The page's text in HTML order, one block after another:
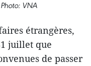
VNA
étrangères,
juillet que
de passer